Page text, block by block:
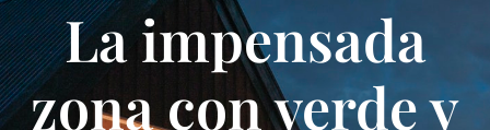
La impensada
zona con verde y